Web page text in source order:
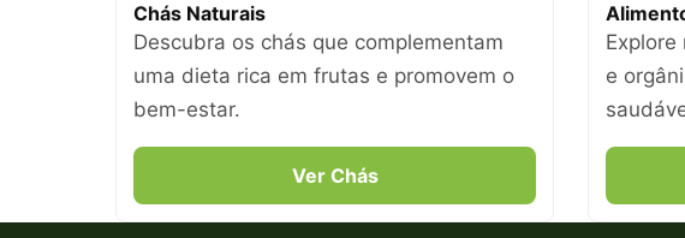
Chás Naturais
Descubra os chás que complementam
uma dieta rica em frutas e promovem o
bem-estar.
Ver Chás
e